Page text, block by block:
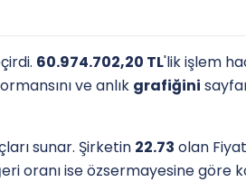
60.974.702,20 TL'lik işlem
ve anlık grafiğini
sunar. Şirketin 22.73 olan
oranı ise özsermayesine göre